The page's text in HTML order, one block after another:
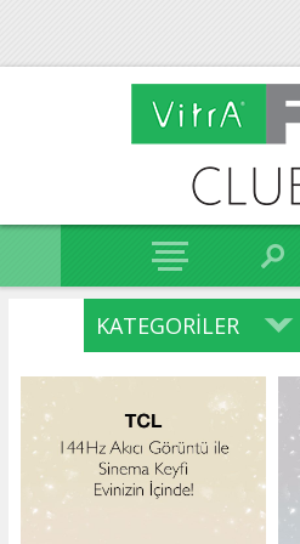
KATEGORILER